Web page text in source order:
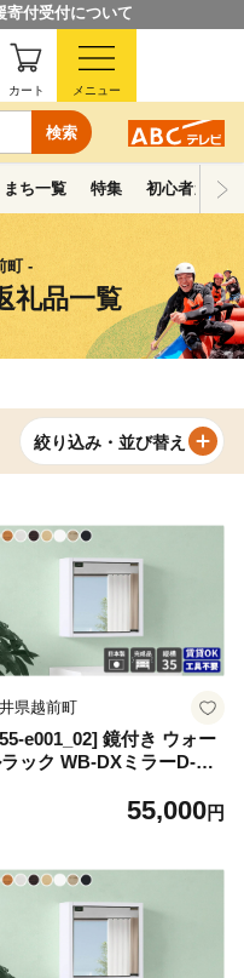
寄付受付について
検索
カート メニュー
まち一覧 特集 初心者ガイド
町 -
礼品一覧
絞り込み・並び替え
県越前町
e001_02] 鏡付き ウォー
ック WB-DXミラーD-S
開閉できるミラー扉付き！
ック 北欧風 木製 収納】
カラー：北欧チーク】
55,000円